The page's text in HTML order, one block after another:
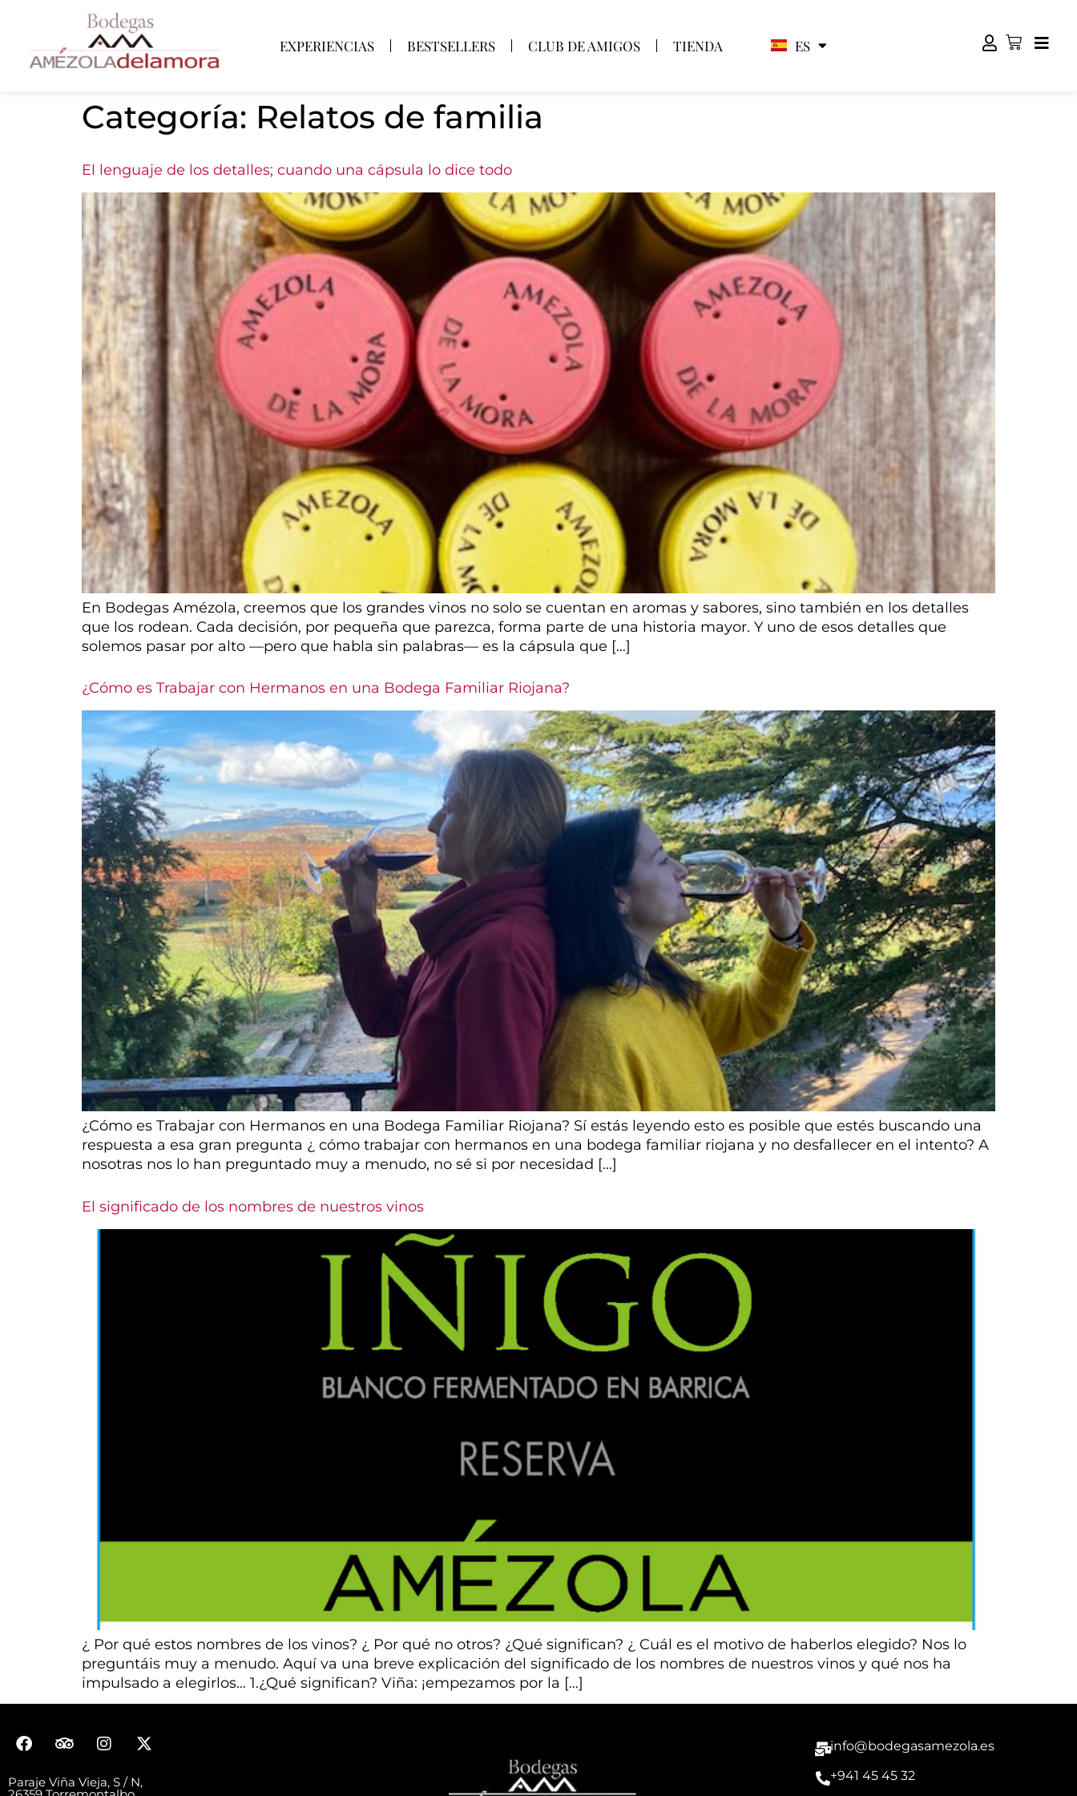
EXPERIENCIAS BESTSELLERS CLUB DE AMIGOS TIENDA ES
EN
Categoría: Relatos de familia
El lenguaje de los detalles; cuando una cápsula lo dice todo
En Bodegas Amézola, creemos que los grandes vinos no solo se cuentan en aromas y sabores, sino también en los detalles
que los rodean. Cada decisión, por pequeña que parezca, forma parte de una historia mayor. Y uno de esos detalles que
solemos pasar por alto —pero que habla sin palabras— es la cápsula que […]
¿Cómo es Trabajar con Hermanos en una Bodega Familiar Riojana?
¿Cómo es Trabajar con Hermanos en una Bodega Familiar Riojana? Sí estás leyendo esto es posible que estés buscando una
respuesta a esa gran pregunta ¿ cómo trabajar con hermanos en una bodega familiar riojana y no desfallecer en el intento? A
nosotras nos lo han preguntado muy a menudo, no sé si por necesidad […]
El significado de los nombres de nuestros vinos
¿ Por qué estos nombres de los vinos? ¿ Por qué no otros? ¿Qué significan? ¿ Cuál es el motivo de haberlos elegido? Nos lo
preguntáis muy a menudo. Aquí va una breve explicación del significado de los nombres de nuestros vinos y qué nos ha
impulsado a elegirlos… 1.¿Qué significan? Viña: ¡empezamos por la […]
Paraje Viña Vieja, S / N,
info@bodegasamezola.es
+941 45 45 32